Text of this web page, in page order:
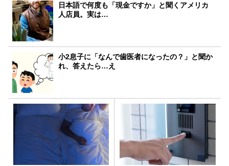
日本語で何度も「現金ですか」と聞くアメリカ
人店員。実は…
小2息子に「なんで歯医者になったの？」と聞か
れ、答えたら…え